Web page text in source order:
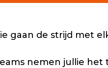
gaan de strijd met
nemen jullie